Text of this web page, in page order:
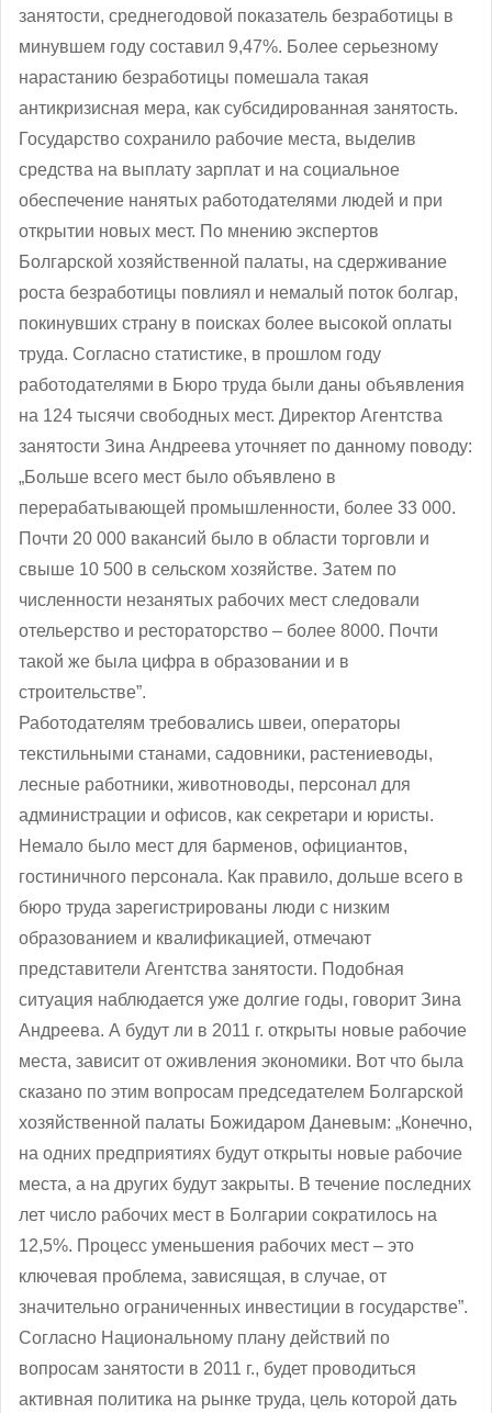
занятости, среднегодовой показатель безработицы в
минувшем году составил 9,47%. Более серьезному
нарастанию безработицы помешала такая
антикризисная мера, как субсидированная занятость.
Государство сохранило рабочие места, выделив
средства на выплату зарплат и на социальное
обеспечение нанятых работодателями людей и при
открытии новых мест. По мнению экспертов
Болгарской хозяйственной палаты, на сдерживание
роста безработицы повлиял и немалый поток болгар,
покинувших страну в поисках более высокой оплаты
труда. Согласно статистике, в прошлом году
работодателями в Бюро труда были даны объявления
на 124 тысячи свободных мест. Директор Агентства
занятости Зина Андреева уточняет по данному поводу:
„Больше всего мест было объявлено в
перерабатывающей промышленности, более 33 000.
Почти 20 000 вакансий было в области торговли и
свыше 10 500 в сельском хозяйстве. Затем по
численности незанятых рабочих мест следовали
отельерство и рестораторство – более 8000. Почти
такой же была цифра в образовании и в
строительстве”.
Работодателям требовались швеи, операторы
текстильными станами, садовники, растениеводы,
лесные работники, животноводы, персонал для
администрации и офисов, как секретари и юристы.
Немало было мест для барменов, официантов,
гостиничного персонала. Как правило, дольше всего в
бюро труда зарегистрированы люди с низким
образованием и квалификацией, отмечают
представители Агентства занятости. Подобная
ситуация наблюдается уже долгие годы, говорит Зина
Андреева. А будут ли в 2011 г. открыты новые рабочие
места, зависит от оживления экономики. Вот что была
сказано по этим вопросам председателем Болгарской
хозяйственной палаты Божидаром Даневым: „Конечно,
на одних предприятиях будут открыты новые рабочие
места, а на других будут закрыты. В течение последних
лет число рабочих мест в Болгарии сократилось на
12,5%. Процесс уменьшения рабочих мест ‒ это
ключевая проблема, зависящая, в случае, от
значительно ограниченных инвестиции в государстве”.
Согласно Национальному плану действий по
вопросам занятости в 2011 г., будет проводиться
активная политика на рынке труда, цель которой дать